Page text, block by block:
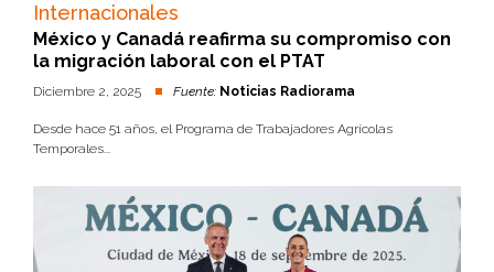
Internacionales
México y Canadá reafirma su compromiso con
la migración laboral con el PTAT
Diciembre 2, 2025 Fuente: Noticias Radiorama
Desde hace 51 años, el Programa de Trabajadores Agrícolas
Temporales...